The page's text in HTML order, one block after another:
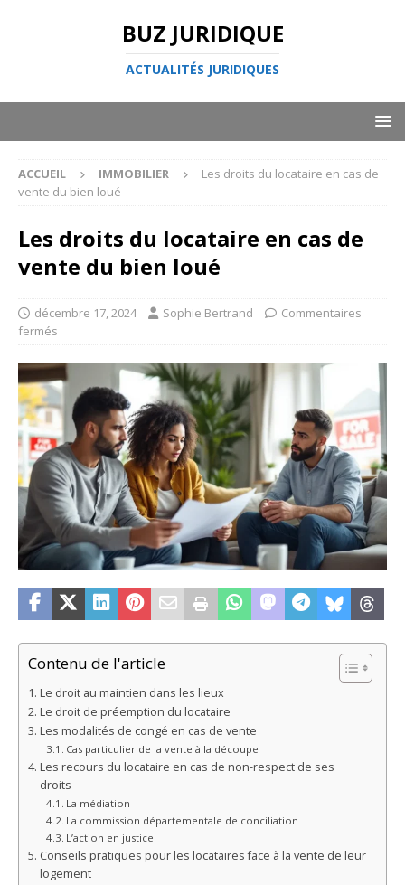
BUZ JURIDIQUE
ACTUALITÉS JURIDIQUES
ACCUEIL IMMOBILIER
Les droits du locataire en cas de
vente du bien loué
Les droits du locataire en cas de
vente du bien loué
décembre 17, 2024 Sophie Bertrand
Commentaires
fermés
Contenu de l'article
Le droit au maintien dans les lieux
Le droit de préemption du locataire
Les modalités de congé en cas de vente
Cas particulier de la vente à la découpe
Les recours du locataire en cas de non-respect de ses
droits
La médiation
La commission départementale de conciliation
L’action en justice
Conseils pratiques pour les locataires face à la vente de leur
logement